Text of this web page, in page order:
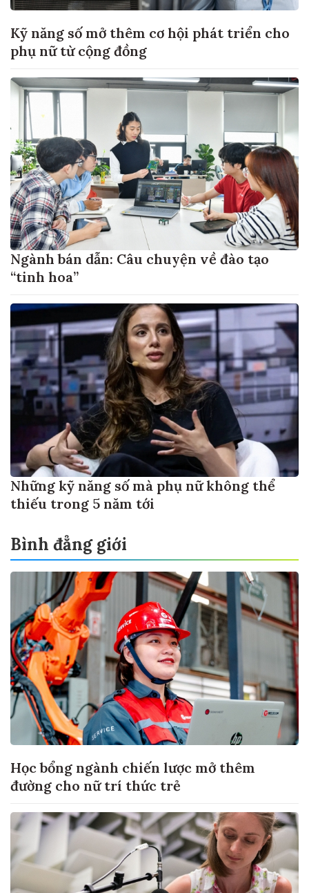
Kỹ năng số mở thêm cơ hội phát triển cho
phụ nữ từ cộng đồng
Ngành bán dẫn: Câu chuyện về đào tạo
“tinh hoa”
Những kỹ năng số mà phụ nữ không thể
thiếu trong 5 năm tới
Bình đẳng giới
Học bổng ngành chiến lược mở thêm
đường cho nữ trí thức trẻ